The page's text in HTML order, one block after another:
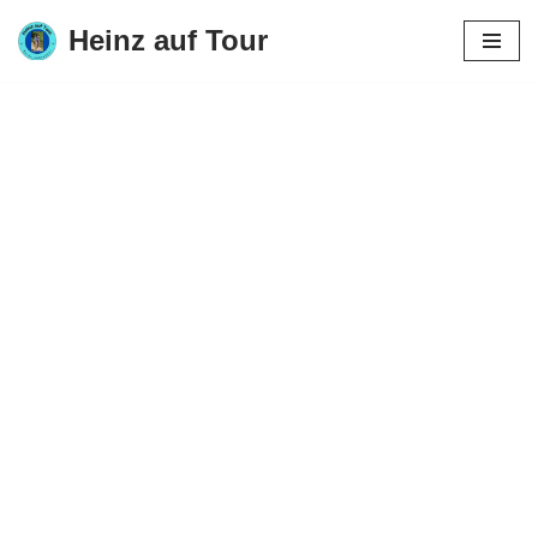
Zum
Heinz auf Tour